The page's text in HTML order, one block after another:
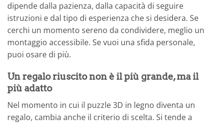
dipende dalla pazienza, dalla capacità di seguire
istruzioni e dal tipo di esperienza che si desidera. Se
cerchi un momento sereno da condividere, meglio un
montaggio accessibile. Se vuoi una sfida personale,
puoi osare di più.
Un regalo riuscito non è il più grande, ma il
più adatto
Nel momento in cui il puzzle 3D in legno diventa un
regalo, cambia anche il criterio di scelta. Si tende a